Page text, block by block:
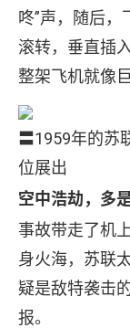
咚”声，随后
滚转，垂直插
整架飞机就像
〓1959年的苏
位展出
空中浩劫，多
事故带走了机
身火海，苏联
疑是敌特袭击
报。